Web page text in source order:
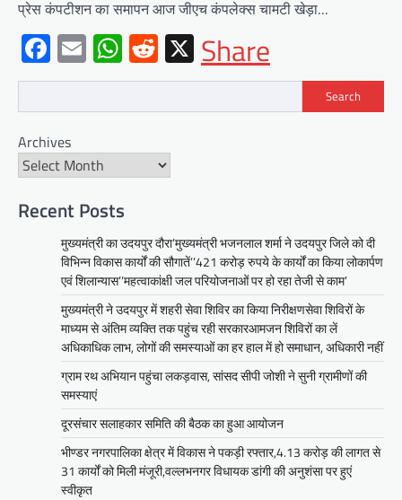
प्रेस कंपटीशन का समापन आज जीएच कंपलेक्स चामटी खेड़ा…
Facebook
EmailWhatsApp
Reddit
X
Share
Search
Archives
Recent Posts
मुख्यमंत्री का उदयपुर दौरा’मुख्यमंत्री भजनलाल शर्मा ने उदयपुर जिले को दी
विभिन्न विकास कार्यों की सौगातें’’421 करोड़ रुपये के कार्यों का किया लोकार्पण
एवं शिलान्यास’’महत्वाकांक्षी जल परियोजनाओं पर हो रहा तेजी से काम’
मुख्यमंत्री ने उदयपुर में शहरी सेवा शिविर का किया निरीक्षणसेवा शिविरों के
माध्यम से अंतिम व्यक्ति तक पहुंच रही सरकारआमजन शिविरों का लें
अधिकाधिक लाभ, लोगों की समस्याओं का हर हाल में हो समाधान, अधिकारी नहीं
ग्राम रथ अभियान पहुंचा लकड़वास, सांसद सीपी जोशी ने सुनी ग्रामीणों की
समस्याएं
दूरसंचार सलाहकार समिति की बैठक का हुआ आयोजन
भीण्डर नगरपालिका क्षेत्र में विकास ने पकड़ी रफ्तार,4.13 करोड़ की लागत से
31 कार्यों को मिली मंजूरी,वल्लभनगर विधायक डांगी की अनुशंसा पर हुएं
स्वीकृत
का किया निरीक्षणसेवा शिविरों के माध्यम से
अंतिम व्यक्ति तक पहुंच रही
समाधान, अधिकारी नहीं
Mewari Khabar June 17, 2026
उदयपुर जयपुर 17 जून। मुख्यमंत्री भजनलाल शर्मा ने
बुधवार को उदयपुर प्रवास के दौरान उदयपुर विकास
प्राधिकरण में आयोजित शहरी…
Facebook
EmailWhatsApp
Reddit
X
Share
सीपी जोशी
ग्राम रथ अभियान पहुंचा लकड़वास, सांसद